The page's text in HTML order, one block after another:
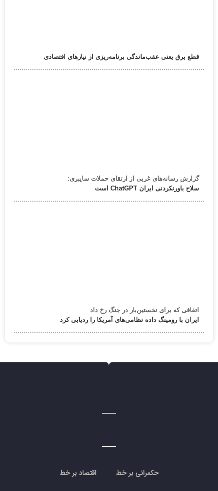
قطع برق یعنی عقب‌ماندگی برنامه‌ریزی از نیازهای اقتصادی
گزارش رسانه‌های غربی از ارتقای حملات سایبری:
سلاح باورنکردنی ایران ChatGPT است
اتفاقی که برای نخستین‌بار در جنگ رخ داد
ایران با رومینگ داده نظامی‌های آمریکا را ردیابی کرد
حکمرانی بر خط اقتصاد بر خط